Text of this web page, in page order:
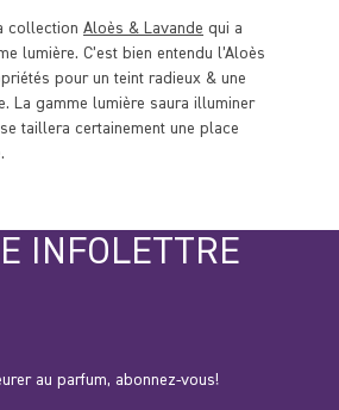
collection Aloès & Lavande qui a
lumière. C’est bien entendu l’Aloès
pour un teint radieux & une
La gamme lumière saura illuminer
taillera certainement une place
INFOLETTRE
au parfum, abonnez-vous!